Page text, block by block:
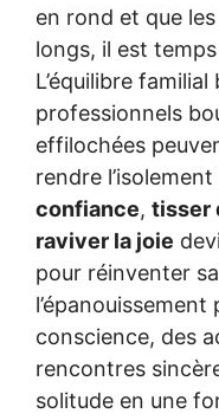
en rond et que
longs, il est
L’équilibre
professionnels
effilochées
rendre
confiance, tisser
raviver la joie
pour réinventer
conscience, des
rencontres
solitude en une